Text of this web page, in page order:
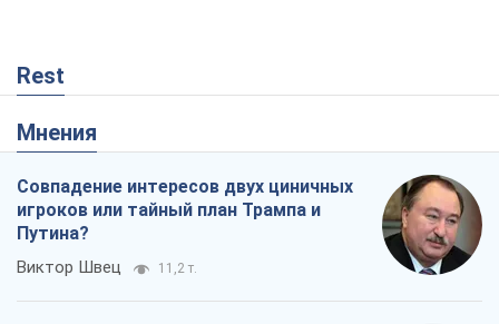
Rest
Мнения
Совпадение интересов двух циничных
игроков или тайный план Трампа и
Путина?
Виктор Швец 11,2 т.